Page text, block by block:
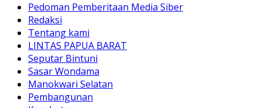
Pedoman Pemberitaan Media Siber
Redaksi
Tentang kami
LINTAS PAPUA BARAT
Seputar Bintuni
Sasar Wondama
Manokwari Selatan
Pembangunan